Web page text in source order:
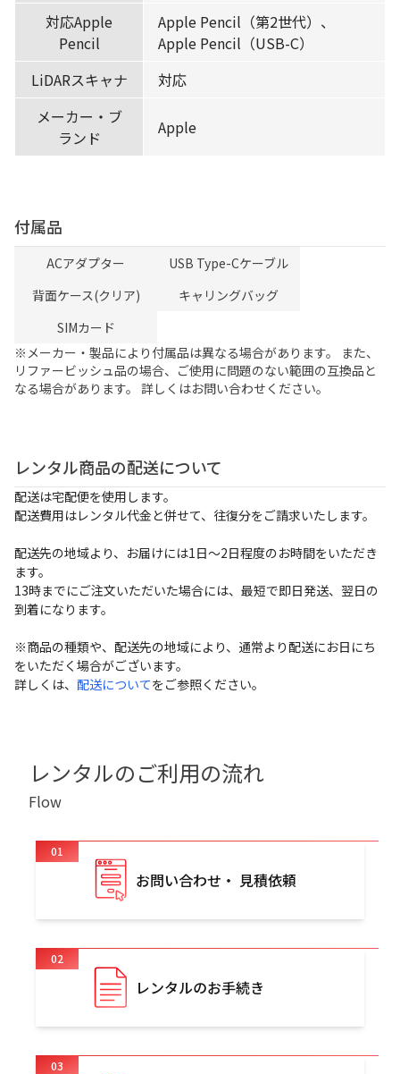
対応Apple
Pencil
Apple Pencil（第2世代）、
Apple Pencil（USB-C）
LiDARスキャナ
対応
メーカー・ブ
ランド
Apple
付属品
ACアダプター
USB Type-Cケーブル
背面ケース(クリア)
キャリングバッグ
SIMカード
※メーカー・製品により付属品は異なる場合があります。 また、
リファービッシュ品の場合、ご使用に問題のない範囲の互換品と
なる場合があります。 詳しくはお問い合わせください。
レンタル商品の配送について
配送は宅配便を使用します。
配送費用はレンタル代金と併せて、往復分をご請求いたします。
配送先の地域より、お届けには1日～2日程度のお時間をいただき
ます。
13時までにご注文いただいた場合には、最短で即日発送、翌日の
到着になります。
※商品の種類や、配送先の地域により、通常より配送にお日にち
をいただく場合がございます。
詳しくは、 配送についてをご参照ください。
レンタルのご利用の流れ
Flow
01
お問い合わせ・ 見積依頼
02
レンタルのお手続き
03